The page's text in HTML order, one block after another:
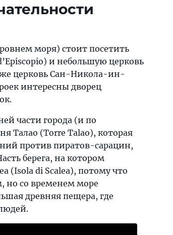
моря) стоит посетить
и небольшую церковь
церковь Сан-Никола-ин-
интересны дворец
части города (и по
Талао (Тоrre Talao), которая
против пиратов-сарацин,
берега, на котором
(Isola di Scalea), потому что
но со временем море
древняя пещера, где